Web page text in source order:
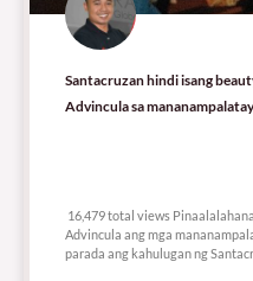
Santacruzan hindi isang
Advincula sa
16,479 total views
Advincula ang mga
parada ang kahulugan ng